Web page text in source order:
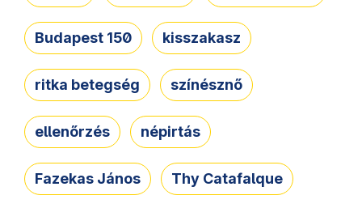
Budapest 150 kisszakasz
ritka betegség színésznő
ellenőrzés népirtás
Fazekas János Thy Catafalque